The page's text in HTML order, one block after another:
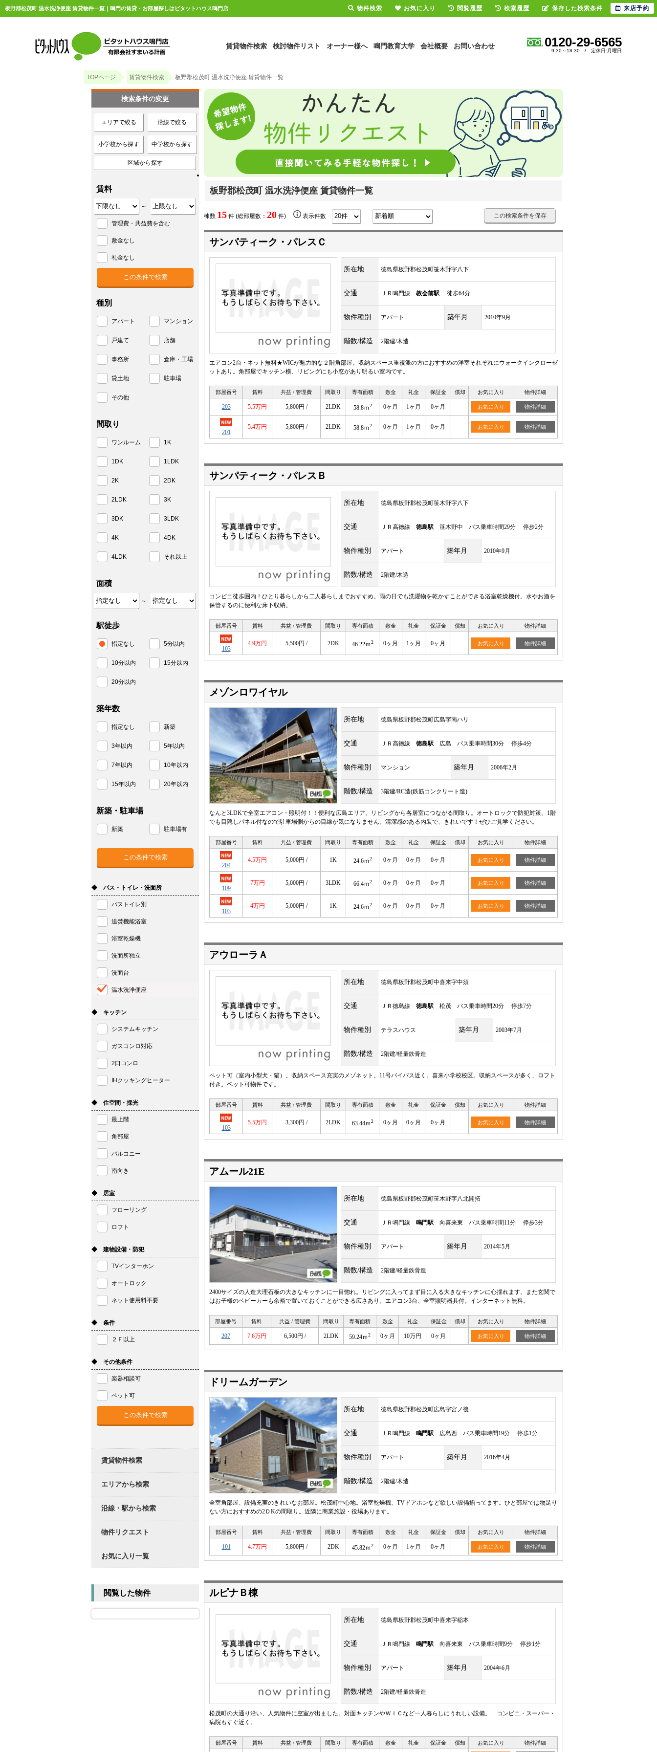
板野郡松茂町 温水洗浄便座 賃貸物件一覧｜鳴門の賃貸・お部屋探しはピタットハウス鳴門店
賃貸物件検索 検討物件リスト オーナー様へ 鳴門教育大学 会社概要 お問い合わせ 0120-29-6565
9:30～18:30 / 定休日:月曜日
TOPページ 賃貸物件検索 板野郡松茂町 温水洗浄便座 賃貸物件一覧
板野郡松茂町 温水洗浄便座 賃貸物件一覧
棟数 15 件 (総部屋数： 20 件) 表示件数 この検索条件を保存
サンパティーク・パレスＣ
所在地 徳島県板野郡松茂町笹木野字八下
交通 ＪＲ鳴門線 教会前駅 徒歩64分
物件種別 アパート 築年月 2010年9月
階数/構造 2階建/木造
エアコン2台・ネット無料★WICが魅力的な２階角部屋。収納スペース重視派の方におすすめの洋室それぞれにウォークインクローゼ
ットあり。角部屋でキッチン横、リビングにも小窓があり明るい室内です。
部屋番号 賃料 共益 / 管理費 間取り 専有面積 敷金 礼金 保証金 償却 お気に入り 物件詳細
203 5.5万円 5,800円 / 2LDK 58.8ｍ2 0ヶ月 1ヶ月 0ヶ月 お気に入り 物件詳細
201
5.4万円 5,800円 / 2LDK 58.8ｍ2 0ヶ月 1ヶ月 0ヶ月 お気に入り 物件詳細
サンパティーク・パレスＢ
所在地 徳島県板野郡松茂町笹木野字八下
交通 ＪＲ高徳線 徳島駅 笹木野中 バス乗車時間29分 停歩2分
物件種別 アパート 築年月 2010年9月
階数/構造 2階建/木造
コンビニ徒歩圏内！ひとり暮らしから二人暮らしまでおすすめ。雨の日でも洗濯物を乾かすことができる浴室乾燥機付。水やお酒を
保管するのに便利な床下収納。
部屋番号 賃料 共益 / 管理費 間取り 専有面積 敷金 礼金 保証金 償却 お気に入り 物件詳細
103
4.9万円 5,500円 / 2DK 46.22ｍ2 0ヶ月 1ヶ月 0ヶ月 お気に入り 物件詳細
メゾンロワイヤル
所在地 徳島県板野郡松茂町広島字南ハリ
交通 ＪＲ高徳線 徳島駅 広島 バス乗車時間30分 停歩4分
物件種別 マンション 築年月 2006年2月
階数/構造 3階建/RC造(鉄筋コンクリート造)
なんと3LDKで全室エアコン・照明付！！便利な広島エリア。リビングから各居室につながる間取り。オートロックで防犯対策。1階
でも目隠しパネル付なので駐車場側からの目線が気になりません。清潔感のある内装で、きれいです！ぜひご見学ください。
部屋番号 賃料 共益 / 管理費 間取り 専有面積 敷金 礼金 保証金 償却 お気に入り 物件詳細
204
4.5万円 5,000円 / 1K 24.6ｍ2 0ヶ月 0ヶ月 0ヶ月 お気に入り 物件詳細
109
7万円 5,000円 / 3LDK 66.4ｍ2 0ヶ月 0ヶ月 0ヶ月 お気に入り 物件詳細
103
4万円 5,000円 / 1K 24.6ｍ2 0ヶ月 0ヶ月 0ヶ月 お気に入り 物件詳細
アウローラＡ
所在地 徳島県板野郡松茂町中喜来字中須
交通 ＪＲ徳島線 徳島駅 松茂 バス乗車時間20分 停歩7分
物件種別 テラスハウス 築年月 2003年7月
階数/構造 2階建/軽量鉄骨造
ペット可（室内小型犬・猫）。収納スペース充実のメゾネット。11号バイパス近く。喜来小学校校区。収納スペースが多く、ロフト
付き。ペット可物件です。
部屋番号 賃料 共益 / 管理費 間取り 専有面積 敷金 礼金 保証金 償却 お気に入り 物件詳細
103
5.5万円 3,300円 / 2LDK 63.44ｍ2 0ヶ月 0ヶ月 0ヶ月 お気に入り 物件詳細
アムール21E
所在地 徳島県板野郡松茂町笹木野字八北開拓
交通 ＪＲ鳴門線 鳴門駅 向喜来東 バス乗車時間11分 停歩3分
物件種別 アパート 築年月 2014年5月
階数/構造 2階建/軽量鉄骨造
2400サイズの人造大理石板の大きなキッチンに一目惚れ。リビングに入ってまず目に入る大きなキッチンに心揺れます。また玄関で
はお子様のベビーカーも余裕で置いておくことができる広さあり。エアコン3台、全室照明器具付。インターネット無料。
部屋番号 賃料 共益 / 管理費 間取り 専有面積 敷金 礼金 保証金 償却 お気に入り 物件詳細
207 7.6万円 6,500円 / 2LDK 59.24ｍ2 0ヶ月 10万円 0ヶ月 お気に入り 物件詳細
ドリームガーデン
所在地 徳島県板野郡松茂町広島字宮ノ後
交通 ＪＲ鳴門線 鳴門駅 広島西 バス乗車時間19分 停歩1分
物件種別 アパート 築年月 2016年4月
階数/構造 2階建/木造
全室角部屋、設備充実のきれいなお部屋。松茂町中心地。浴室乾燥機、TVドアホンなど欲しい設備揃ってます。ひと部屋では物足り
ない方におすすめの2ＤKの間取り。近隣に商業施設・役場あります。
部屋番号 賃料 共益 / 管理費 間取り 専有面積 敷金 礼金 保証金 償却 お気に入り 物件詳細
101 4.7万円 5,800円 / 2DK 45.82ｍ2 0ヶ月 1ヶ月 0ヶ月 お気に入り 物件詳細
ルピナＢ棟
所在地 徳島県板野郡松茂町中喜来字稲本
交通 ＪＲ鳴門線 鳴門駅 向喜来東 バス乗車時間9分 停歩1分
物件種別 アパート 築年月 2004年6月
階数/構造 2階建/軽量鉄骨造
松茂町の大通り沿い、人気物件に空室が出ました。対面キッチンやＷＩＣなど一人暮らしにうれしい設備。 コンビニ・スーパー・
病院もすぐ近く。
部屋番号 賃料 共益 / 管理費 間取り 専有面積 敷金 礼金 保証金 償却 お気に入り 物件詳細
検索条件の変更
エリアで絞る 沿線で絞る
小学校から探す 中学校から探す
区域から探す
賃料
～
管理費・共益費を含む
敷金なし
礼金なし
種別
アパート マンション
戸建て 店舗
事務所 倉庫・工場
貸土地 駐車場
その他
間取り
ワンルーム 1K
1DK 1LDK
2K 2DK
2LDK 3K
3DK 3LDK
4K 4DK
4LDK それ以上
面積
～
駅徒歩
指定なし 5分以内
10分以内 15分以内
20分以内
築年数
指定なし 新築
3年以内 5年以内
7年以内 10年以内
15年以内 20年以内
新築・駐車場
新築 駐車場有
◆ バス・トイレ・洗面所
バストイレ別
追焚機能浴室
浴室乾燥機
洗面所独立
洗面台
温水洗浄便座
◆ キッチン
システムキッチン
ガスコンロ対応
2口コンロ
IHクッキングヒーター
◆ 住空間・採光
最上階
角部屋
バルコニー
南向き
◆ 居室
フローリング
ロフト
◆ 建物設備・防犯
TVインターホン
オートロック
ネット使用料不要
◆ 条件
２Ｆ以上
◆ その他条件
楽器相談可
ペット可
賃貸物件検索
エリアから検索
沿線・駅から検索
物件リクエスト
お気に入り一覧
閲覧した物件
物件検索 お気に入り 閲覧履歴 検索履歴 保存した検索条件 来店予約